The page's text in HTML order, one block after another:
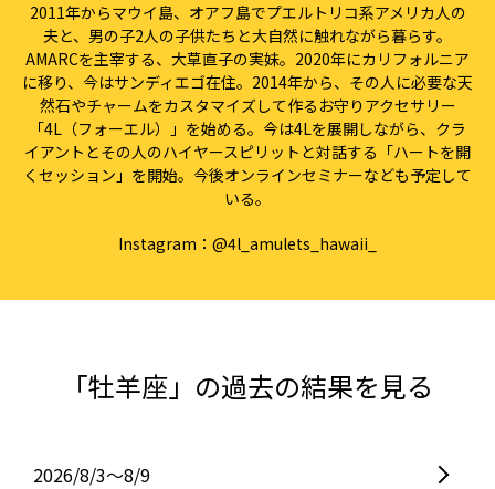
2011年からマウイ島、オアフ島でプエルトリコ系アメリカ人の
夫と、男の子2人の子供たちと大自然に触れながら暮らす。
AMARCを主宰する、大草直子の実妹。2020年にカリフォルニア
に移り、今はサンディエゴ在住。2014年から、その人に必要な天
然石やチャームをカスタマイズして作るお守りアクセサリー
「4L（フォーエル）」を始める。今は4Lを展開しながら、クラ
イアントとその人のハイヤースピリットと対話する「ハートを開
くセッション」を開始。今後オンラインセミナーなども予定して
いる。
Instagram： @4l_amulets_hawaii_
「牡羊座」の過去の結果を見る
2026/8/3〜8/9